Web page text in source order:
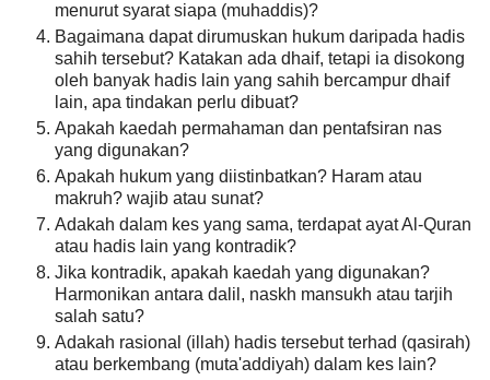
menurut syarat siapa (muhaddis)?
Bagaimana dapat dirumuskan hukum daripada hadis
sahih tersebut? Katakan ada dhaif, tetapi ia disokong
oleh banyak hadis lain yang sahih bercampur dhaif
lain, apa tindakan perlu dibuat?
Apakah kaedah permahaman dan pentafsiran nas
yang digunakan?
Apakah hukum yang diistinbatkan? Haram atau
makruh? wajib atau sunat?
Adakah dalam kes yang sama, terdapat ayat Al-Quran
atau hadis lain yang kontradik?
Jika kontradik, apakah kaedah yang digunakan?
Harmonikan antara dalil, naskh mansukh atau tarjih
salah satu?
Adakah rasional (illah) hadis tersebut terhad (qasirah)
atau berkembang (muta'addiyah) dalam kes lain?